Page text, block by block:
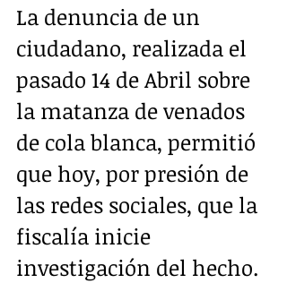
La denuncia de un
ciudadano, realizada el
pasado 14 de Abril sobre
la matanza de venados
de cola blanca, permitió
que hoy, por presión de
las redes sociales, que la
fiscalía inicie
investigación del hecho.